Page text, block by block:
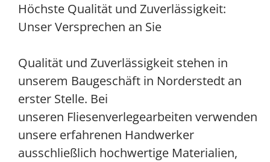
Höchste Qualität und Zuverlässigkeit:
Unser Versprechen an Sie
Qualität und Zuverlässigkeit stehen in
unserem Baugeschäft in Norderstedt an
erster Stelle. Bei
unseren Fliesenverlegearbeiten verwenden
unsere erfahrenen Handwerker
ausschließlich hochwertige Materialien,